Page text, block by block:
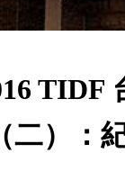
TIDF
二）：